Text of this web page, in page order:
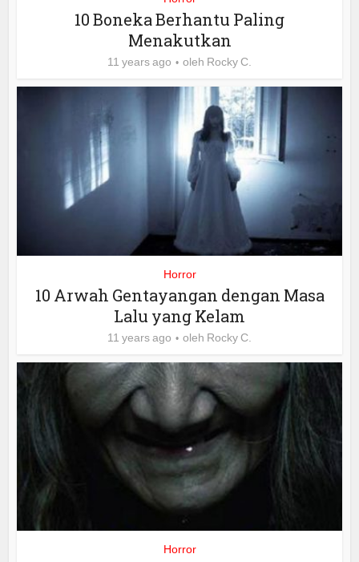
10 Boneka Berhantu Paling
Menakutkan
11 years ago oleh Rocky C.
Horror
10 Arwah Gentayangan dengan Masa
Lalu yang Kelam
11 years ago oleh Rocky C.
Horror